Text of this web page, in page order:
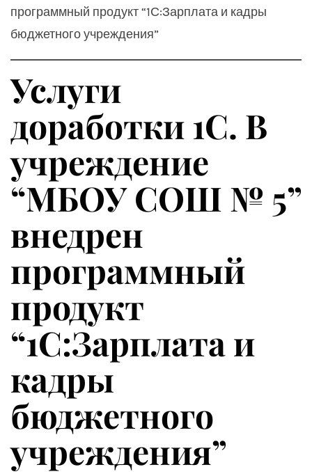
программный продукт “1С:Зарплата и кадры
бюджетного учреждения”
Услуги
доработки 1С. В
учреждение
“МБОУ СОШ № 5”
внедрен
программный
продукт
“1С:Зарплата и
кадры
бюджетного
учреждения”